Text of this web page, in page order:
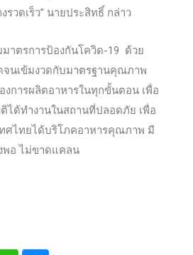
รวดเร็ว” นายประสิทธิ์ กล่าว
าตรการป้องกันโควิด-19 ด้วย
จนเข้มงวดกับมาตรฐานคุณภาพ
การผลิตอาหารในทุกขั้นตอน เพื่อ
ได้ทำงานในสถานที่ปลอดภัย เพื่อ
ศไทยได้บริโภคอาหารคุณภาพ มี
พอ ไม่ขาดแคลน